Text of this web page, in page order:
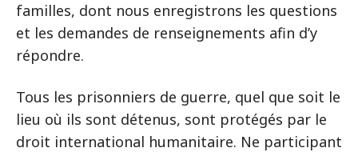
familles, dont nous enregistrons les questions
et les demandes de renseignements afin d’y
répondre.
Tous les prisonniers de guerre, quel que soit le
lieu où ils sont détenus, sont protégés par le
droit international humanitaire. Ne participant